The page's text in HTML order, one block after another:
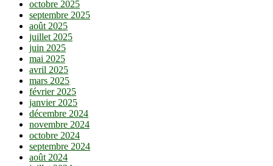
octobre 2025
septembre 2025
août 2025
juillet 2025
juin 2025
mai 2025
avril 2025
mars 2025
février 2025
janvier 2025
décembre 2024
novembre 2024
octobre 2024
septembre 2024
août 2024